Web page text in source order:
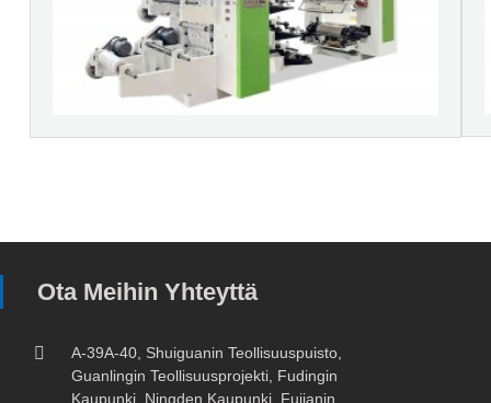
Ota Meihin Yhteyttä
A-39A-40, Shuiguanin Teollisuuspuisto,
Guanlingin Teollisuusprojekti, Fudingin
Kaupunki, Ningden Kaupunki, Fujianin